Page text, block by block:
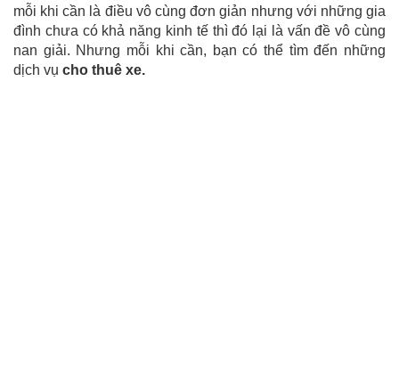
mỗi khi cần là điều vô cùng đơn giản nhưng với những gia
đình chưa có khả năng kinh tế thì đó lại là vấn đề vô cùng
nan giải. Nhưng mỗi khi cần, bạn có thể tìm đến những
dịch vụ cho thuê xe.